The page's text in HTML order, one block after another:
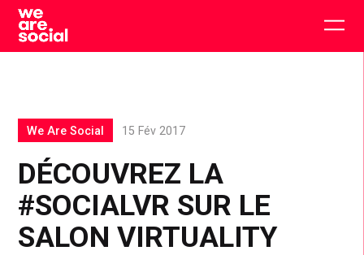
Skip
content
DÉCOUVREZ LA
#SOCIALVR SUR LE
SALON VIRTUALITY
We Are Social 15 Fév 2017